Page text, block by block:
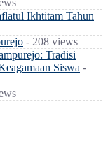
Ikhtitam Tahun
- 208 views
Tradisi
Siswa -